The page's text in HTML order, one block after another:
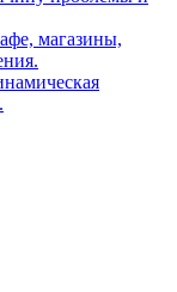
магазины,